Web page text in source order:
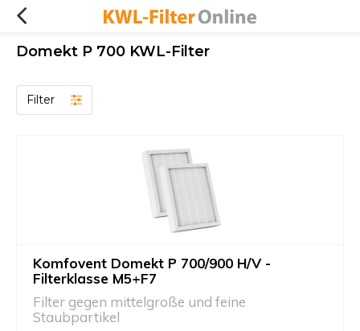
Domekt P 700 KWL-Filter
Filter
Komfovent Domekt P 700/900 H/V -
Filterklasse M5+F7
Filter gegen mittelgroße und feine
Staubpartikel